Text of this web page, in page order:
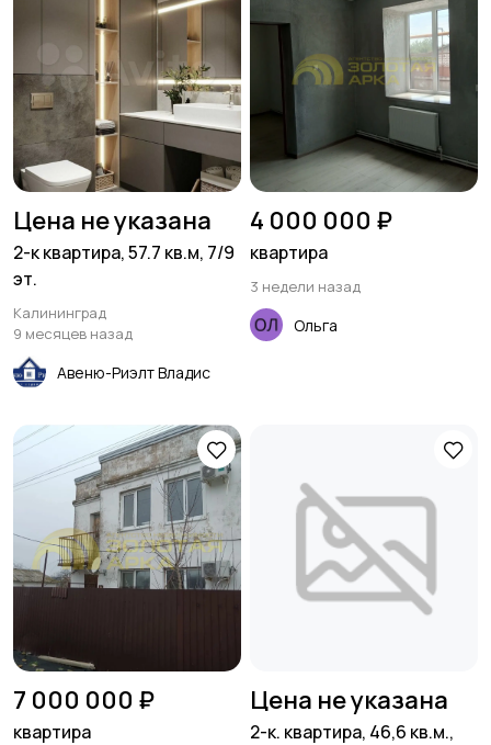
Цена не указана
2-к квартира, 57.7 кв.м, 7/9
эт.
Калининград
9 месяцев назад
Авеню-Риэлт Владис
4 000 000 ₽
квартира
3 недели назад
Ольга
7 000 000 ₽
квартира
Цена не указана
2-к. квартира, 46,6 кв.м.,